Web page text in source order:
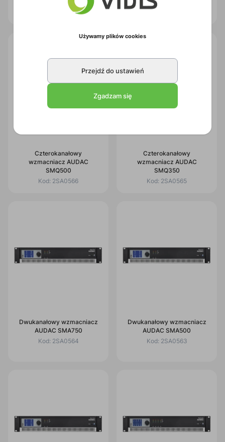
2SA0813
SMQ750
Czterokanałowy
wzmacniacz AUDAC
SMQ500
Kod: 2SA0566
Czterokanałowy
wzmacniacz AUDAC
SMQ350
Kod: 2SA0565
Dwukanałowy wzmacniacz
AUDAC SMA750
Kod: 2SA0564
Dwukanałowy wzmacniacz
AUDAC SMA500
Kod: 2SA0563
Używamy plików cookies
Przejdź do ustawień
Zgadzam się